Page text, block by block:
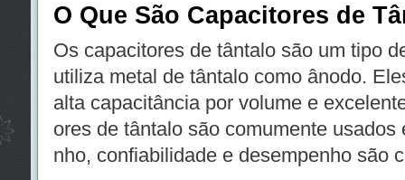
O Que São Capacitores de
Os capacitores de tântalo são um tipo
utiliza metal de tântalo como ânodo.
alta capacitância por volume e
ores de tântalo são comumente
nho, confiabilidade e desempenho são